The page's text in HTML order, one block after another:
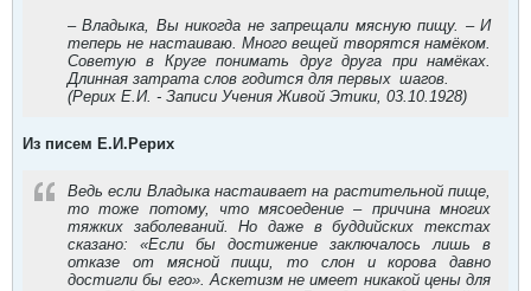
– Владыка, Вы никогда не запрещали мясную пи­щу. – И
теперь не настаиваю. Много вещей творят­ся намёком.
Советую в Круге понимать друг дру­га при намёках.
Длинная затрата слов годится для первых шагов.
(Рерих Е.И. - Записи Учения Живой Этики, 03.10.1928)
Из писем Е.И.Рерих
Ведь если Владыка настаивает на растительной пище,
то тоже потому, что мясоедение – причина многих
тяжких заболеваний. Но даже в буддийских текстах
сказано: «Если бы достижение заключалось лишь в
отказе от мясной пищи, то слон и корова давно
достигли бы его». Аскетизм не имеет никакой цены для